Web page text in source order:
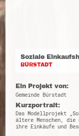
Soziale
BÜRSTADT
Ein Projekt von:
Gemeinde Bürstadt
Kurzportrait:
Das Modellprojekt
ältere Menschen,
ihre Einkäufe und